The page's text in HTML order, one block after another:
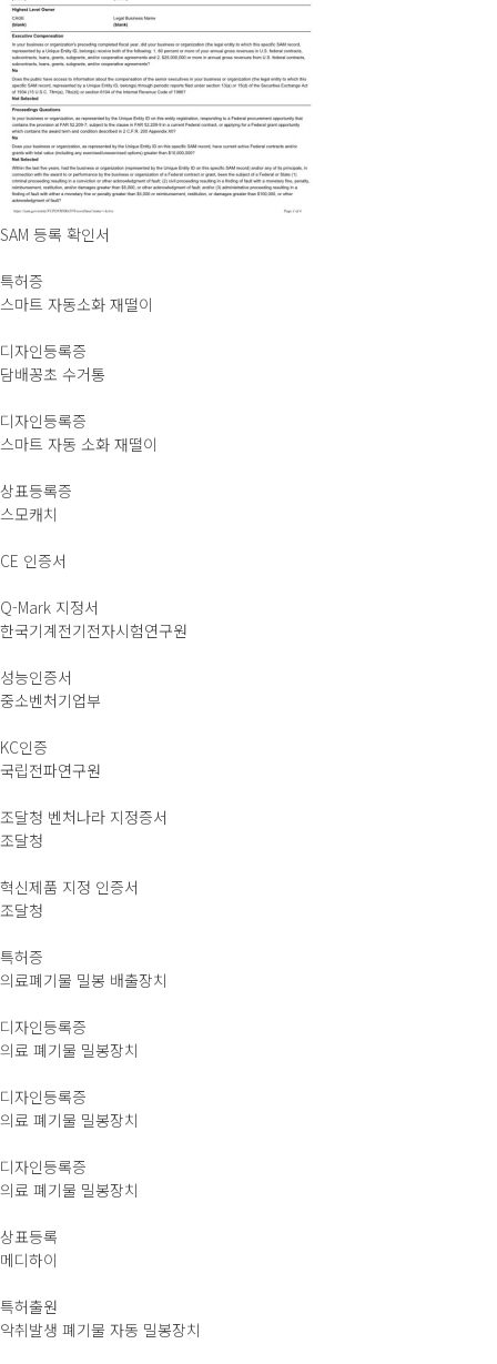
SAM 등록 확인서
특허증
스마트 자동소화 재떨이
디자인등록증
담배꽁초 수거통
디자인등록증
스마트 자동 소화 재떨이
상표등록증
스모캐치
CE 인증서
Q-Mark 지정서
한국기계전기전자시험연구원
성능인증서
중소벤처기업부
KC인증
국립전파연구원
조달청 벤처나라 지정증서
조달청
혁신제품 지정 인증서
조달청
특허증
의료폐기물 밀봉 배출장치
디자인등록증
의료 폐기물 밀봉장치
디자인등록증
의료 폐기물 밀봉장치
디자인등록증
의료 폐기물 밀봉장치
상표등록
메디하이
특허출원
악취발생 폐기물 자동 밀봉장치